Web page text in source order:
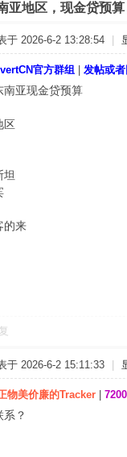
亚地区，现金贷预算
于 2026-6-2 13:28:54
官方群组 发帖或
南亚现金贷预算
区
坦
的来
于 2026-6-2 15:11:33
物美价廉的Tracker
系？